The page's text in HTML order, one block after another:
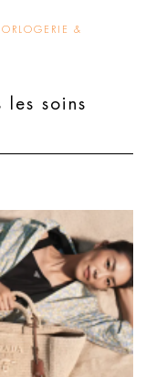
&
les soins